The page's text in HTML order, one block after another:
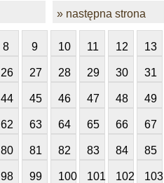
» następna strona
8 9 10 11 12 13
26 27 28 29 30 31
44 45 46 47 48 49
62 63 64 65 66 67
80 81 82 83 84 85
98 99 100 101 102 103